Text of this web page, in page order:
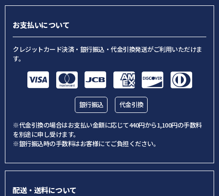
お支払いについて
クレジットカード決済・銀行振込・代金引換発送がご利用いただけま
す。
銀行振込 代金引換
※代金引換の場合はお支払い金額に応じて440円から1,100円の手数料
を別途に申し受けます。
※銀行振込時の手数料はお客様にてご負担ください。
配送・送料について